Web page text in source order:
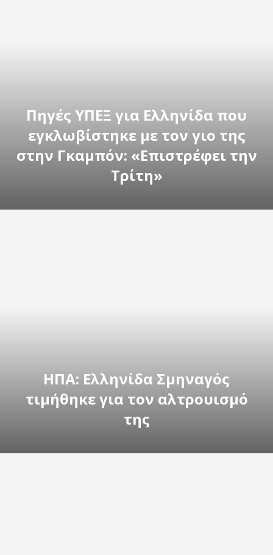
Πηγές ΥΠΕΞ για Ελληνίδα που
εγκλωβίστηκε με τον γιο της
στην Γκαμπόν: «Επιστρέφει την
Τρίτη»
ΗΠΑ: Ελληνίδα Σμηναγός
τιμήθηκε για τον αλτρουισμό
της